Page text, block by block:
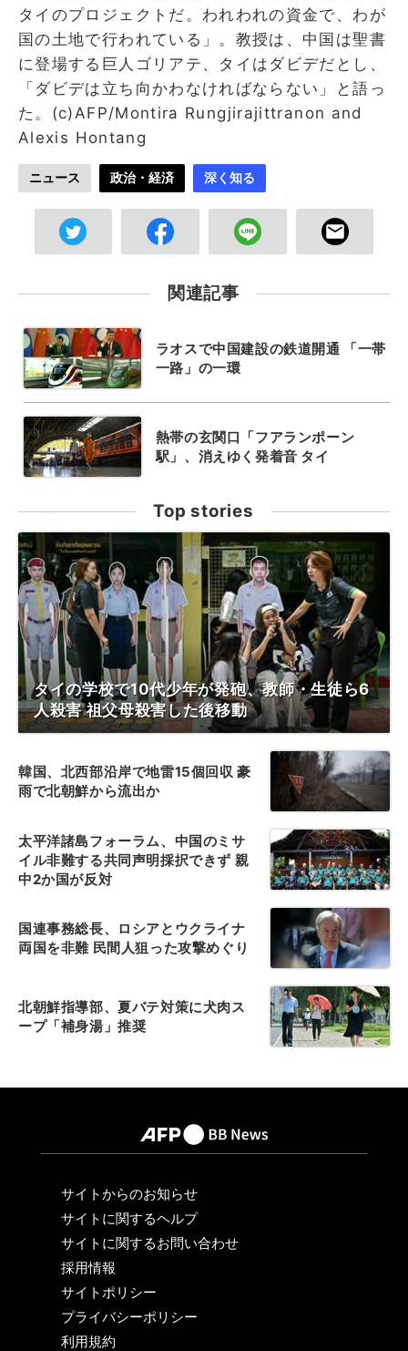
タイのプロジェクトだ。われわれの資金で、わが
国の土地で行われている」。教授は、中国は聖書
に登場する巨人ゴリアテ、タイはダビデだとし、
「ダビデは立ち向かわなければならない」と語っ
た。(c)AFP/Montira Rungjirajittranon and
Alexis Hontang
ニュース 政治・経済 深く知る
関連記事
ラオスで中国建設の鉄道開通 「一帯
一路」の一環
熱帯の玄関口「フアランポーン
駅」、消えゆく発着音 タイ
Top stories
タイの学校で10代少年が発砲、教師・生徒ら6
人殺害 祖父母殺害した後移動
韓国、北西部沿岸で地雷15個回収 豪
雨で北朝鮮から流出か
太平洋諸島フォーラム、中国のミサ
イル非難する共同声明採択できず 親
中2か国が反対
国連事務総長、ロシアとウクライナ
両国を非難 民間人狙った攻撃めぐり
北朝鮮指導部、夏バテ対策に犬肉ス
ープ「補身湯」推奨
サイトからのお知らせ
サイトに関するヘルプ
サイトに関するお問い合わせ
採用情報
サイトポリシー
プライバシーポリシー
利用規約